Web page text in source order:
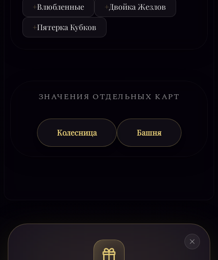
+Влюбленные +Двойка Жезлов
+Пятерка Кубков
ЗНАЧЕНИЯ ОТДЕЛЬНЫХ КАРТ
Колесница Башня